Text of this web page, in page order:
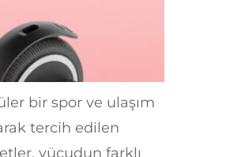
bir spor ve ulaşım
tercih edilen
vücudun farklı